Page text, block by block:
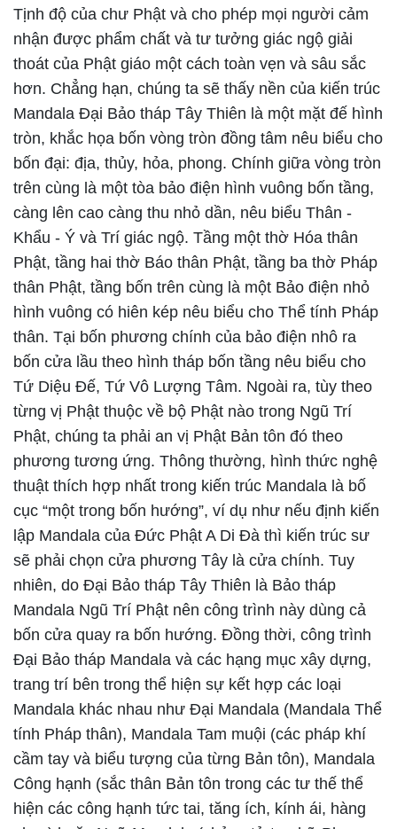
Tịnh độ của chư Phật và cho phép mọi người cảm
nhận được phẩm chất và tư tưởng giác ngộ giải
thoát của Phật giáo một cách toàn vẹn và sâu sắc
hơn. Chẳng hạn, chúng ta sẽ thấy nền của kiến trúc
Mandala Đại Bảo tháp Tây Thiên là một mặt đế hình
tròn, khắc họa bốn vòng tròn đồng tâm nêu biểu cho
bốn đại: địa, thủy, hỏa, phong. Chính giữa vòng tròn
trên cùng là một tòa bảo điện hình vuông bốn tầng,
càng lên cao càng thu nhỏ dần, nêu biểu Thân -
Khẩu - Ý và Trí giác ngộ. Tầng một thờ Hóa thân
Phật, tầng hai thờ Báo thân Phật, tầng ba thờ Pháp
thân Phật, tầng bốn trên cùng là một Bảo điện nhỏ
hình vuông có hiên kép nêu biểu cho Thể tính Pháp
thân. Tại bốn phương chính của bảo điện nhô ra
bốn cửa lầu theo hình tháp bốn tầng nêu biểu cho
Tứ Diệu Đế, Tứ Vô Lượng Tâm. Ngoài ra, tùy theo
từng vị Phật thuộc về bộ Phật nào trong Ngũ Trí
Phật, chúng ta phải an vị Phật Bản tôn đó theo
phương tương ứng. Thông thường, hình thức nghệ
thuật thích hợp nhất trong kiến trúc Mandala là bố
cục “một trong bốn hướng”, ví dụ như nếu định kiến
lập Mandala của Đức Phật A Di Đà thì kiến trúc sư
sẽ phải chọn cửa phương Tây là cửa chính. Tuy
nhiên, do Đại Bảo tháp Tây Thiên là Bảo tháp
Mandala Ngũ Trí Phật nên công trình này dùng cả
bốn cửa quay ra bốn hướng. Đồng thời, công trình
Đại Bảo tháp Mandala và các hạng mục xây dựng,
trang trí bên trong thể hiện sự kết hợp các loại
Mandala khác nhau như Đại Mandala (Mandala Thể
tính Pháp thân), Mandala Tam muội (các pháp khí
cầm tay và biểu tượng của từng Bản tôn), Mandala
Công hạnh (sắc thân Bản tôn trong các tư thế thể
hiện các công hạnh tức tai, tăng ích, kính ái, hàng